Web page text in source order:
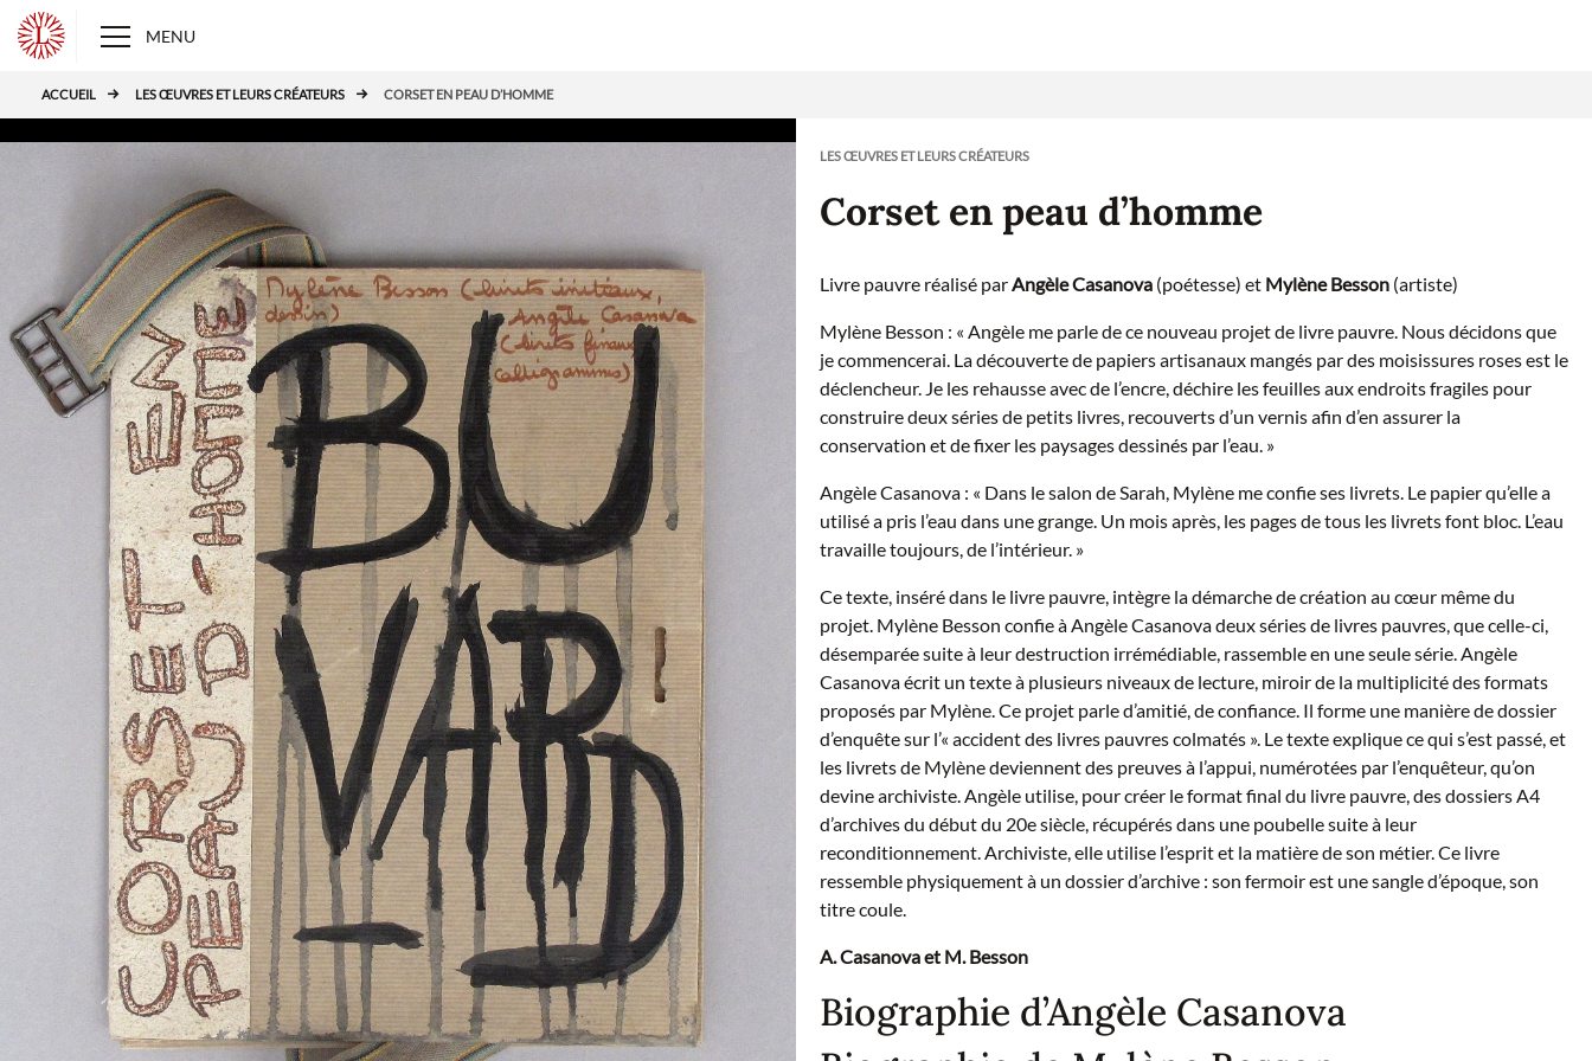
L MENU
ACCUEIL LES ŒUVRES ET LEURS CRÉATEURS CORSET EN PEAU D’HOMME
LES ŒUVRES ET LEURS CRÉATEURS
Corset en peau d’homme
Livre pauvre réalisé parAngèle Casanova (poétesse) et Mylène Besson (artiste)
Mylène Besson : « Angèle me parle de ce nouveau projet de livre pauvre. Nous décidons que
je commencerai. La découverte de papiers artisanaux mangés par des moisissures roses est le
déclencheur. Je les rehausse avec de l’encre, déchire les feuilles aux endroits fragiles pour
construire deux séries de petits livres, recouverts d’un vernis afin d’en assurer la
conservation et de fixer les paysages dessinés par l’eau. »
Angèle Casanova : « Dans le salon de Sarah, Mylène me confie ses livrets. Le papier qu’elle a
utilisé a pris l’eau dans une grange. Un mois après, les pages de tous les livrets font bloc. L’eau
travaille toujours, de l’intérieur. »
Ce texte, inséré dans le livre pauvre, intègre la démarche de création au cœur même du
projet. Mylène Besson confie à Angèle Casanova deux séries de livres pauvres, que celle-ci,
désemparée suite à leur destruction irrémédiable, rassemble en une seule série. Angèle
Casanova écrit un texte à plusieurs niveaux de lecture, miroir de la multiplicité des formats
proposés par Mylène. Ce projet parle d’amitié, de confiance. Il forme une manière de dossier
d’enquête sur l’« accident des livres pauvres colmatés ». Le texte explique ce qui s’est passé, et
les livrets de Mylène deviennent des preuves à l’appui, numérotées par l’enquêteur, qu’on
devine archiviste. Angèle utilise, pour créer le format final du livre pauvre, des dossiers A4
d’archives du début du 20e siècle, récupérés dans une poubelle suite à leur
reconditionnement. Archiviste, elle utilise l’esprit et la matière de son métier. Ce livre
ressemble physiquement à un dossier d’archive : son fermoir est une sangle d’époque, son
titre coule.
A. Casanova et M. Besson
Biographie d’Angèle Casanova
Panneau de gestion des cookies